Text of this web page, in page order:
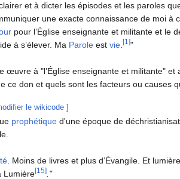
et à dicter les épisodes et les paroles
une exacte connaissance de moi à
pour l’Église enseignante et militante et le
à s’élever. Ma Parole est vie [1]"
œuvre à "l’Église enseignante et militante"
ce don et quels sont les facteurs ou causes
le wikicode ]
prophétique d'une époque de
. Moins de livres et plus d’Évangile. Et
Lumière[15] ."